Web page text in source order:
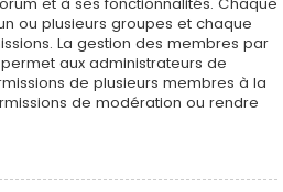
ou plusieurs groupes et chaque
La gestion des membres par
aux administrateurs de
de plusieurs membres à la
de modération ou rendre